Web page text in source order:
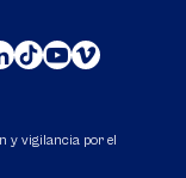
y vigilancia por el